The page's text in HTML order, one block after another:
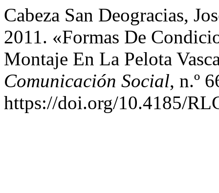
Cabeza San Deogracias,
2011. «Formas De
Montaje En La Pelota
Comunicación Social, n.º
https://doi.org/10.4185/